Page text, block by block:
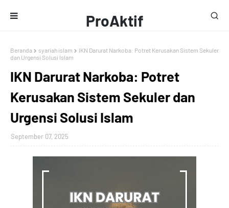
ProAktif
Media
Beranda syariah islam
IKN Darurat Narkoba: Potret Kerusakan Sistem Sekuler
dan Urgensi Solusi Islam
IKN Darurat Narkoba: Potret
Kerusakan Sistem Sekuler dan
Urgensi Solusi Islam
September 07, 2025